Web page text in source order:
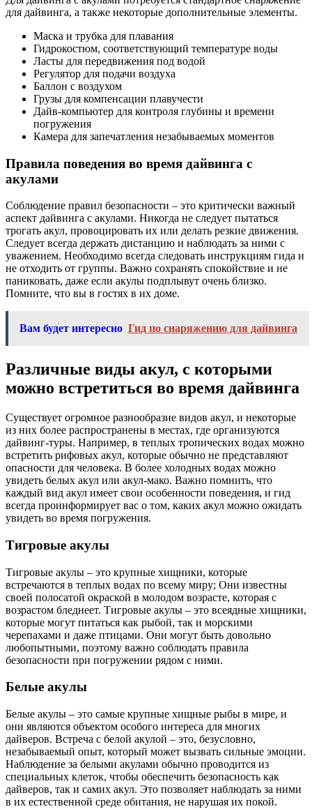
для дайвинга, а также некоторые дополнительные элементы.
Маска и трубка для плавания
Гидрокостюм, соответствующий температуре воды
Ласты для передвижения под водой
Регулятор для подачи воздуха
Баллон с воздухом
Грузы для компенсации плавучести
Дайв-компьютер для контроля глубины и времени
погружения
Камера для запечатления незабываемых моментов
Правила поведения во время дайвинга с
акулами
Соблюдение правил безопасности – это критически важный
аспект дайвинга с акулами. Никогда не следует пытаться
трогать акул, провоцировать их или делать резкие движения.
Следует всегда держать дистанцию и наблюдать за ними с
уважением. Необходимо всегда следовать инструкциям гида и
не отходить от группы. Важно сохранять спокойствие и не
паниковать, даже если акулы подплывут очень близко.
Помните, что вы в гостях в их доме.
Вам будет интересно Гид по снаряжению для дайвинга
Различные виды акул, с которыми
можно встретиться во время дайвинга
Существует огромное разнообразие видов акул, и некоторые
из них более распространены в местах, где организуются
дайвинг-туры. Например, в теплых тропических водах можно
встретить рифовых акул, которые обычно не представляют
опасности для человека. В более холодных водах можно
увидеть белых акул или акул-мако. Важно помнить, что
каждый вид акул имеет свои особенности поведения, и гид
всегда проинформирует вас о том, каких акул можно ожидать
увидеть во время погружения.
Тигровые акулы
Тигровые акулы – это крупные хищники, которые
встречаются в теплых водах по всему миру; Они известны
своей полосатой окраской в молодом возрасте, которая с
возрастом бледнеет. Тигровые акулы – это всеядные хищники,
которые могут питаться как рыбой, так и морскими
черепахами и даже птицами. Они могут быть довольно
любопытными, поэтому важно соблюдать правила
безопасности при погружении рядом с ними.
Белые акулы
Белые акулы – это самые крупные хищные рыбы в мире, и
они являются объектом особого интереса для многих
дайверов. Встреча с белой акулой – это, безусловно,
незабываемый опыт, который может вызвать сильные эмоции.
Наблюдение за белыми акулами обычно проводится из
специальных клеток, чтобы обеспечить безопасность как
дайверов, так и самих акул. Это позволяет наблюдать за ними
в их естественной среде обитания, не нарушая их покой.